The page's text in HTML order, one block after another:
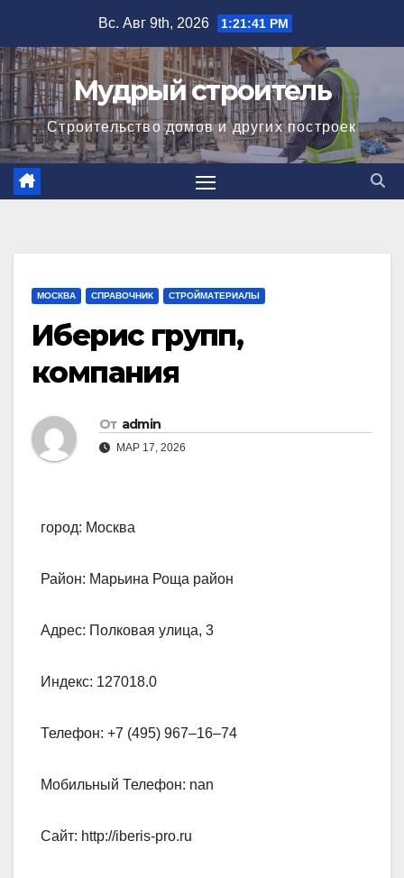
содержимому
Вс. Авг 9th, 2026 1:21:42 PM
Мудрый строитель
Строительство домов и других построек
МОСКВА СПРАВОЧНИК СТРОЙМАТЕРИАЛЫ
Иберис групп,
компания
От admin
МАР 17, 2026
город: Москва
Район: Марьина Роща район
Адрес: Полковая улица, 3
Индекс: 127018.0
Телефон: +7 (495) 967‒16‒74
Мобильный Телефон: nan
Сайт: http://iberis-pro.ru